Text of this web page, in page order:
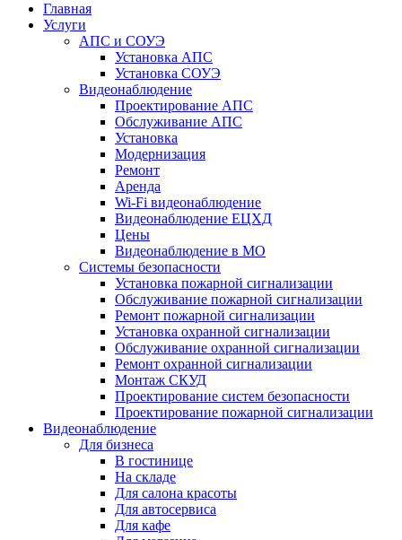
Главная
Услуги
АПС и СОУЭ
Установка АПС
Установка СОУЭ
Видеонаблюдение
Проектирование АПС
Обслуживание АПС
Установка
Модернизация
Ремонт
Аренда
Wi-Fi видеонаблюдение
Видеонаблюдение ЕЦХД
Цены
Видеонаблюдение в МО
Системы безопасности
Установка пожарной сигнализации
Обслуживание пожарной сигнализации
Ремонт пожарной сигнализации
Установка охранной сигнализации
Обслуживание охранной сигнализации
Ремонт охранной сигнализации
Монтаж СКУД
Проектирование систем безопасности
Проектирование пожарной сигнализации
Видеонаблюдение
Для бизнеса
В гостинице
На складе
Для салона красоты
Для автосервиса
Для кафе